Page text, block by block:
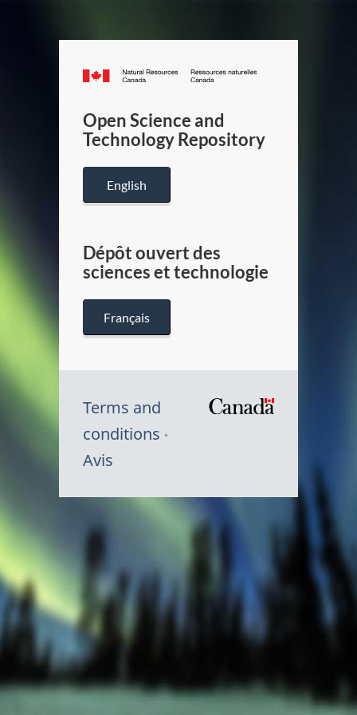
Canada.ca
/
Canada
Open Science and
Technology Repository
English
Dépôt ouvert des
sciences et technologie
Français
Terms and
conditions
Avis
Canada